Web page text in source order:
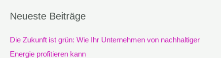
h
e
n
Neueste Beiträge
Die Zukunft ist grün: Wie Ihr Unternehmen von nachhaltiger
Energie profitieren kann